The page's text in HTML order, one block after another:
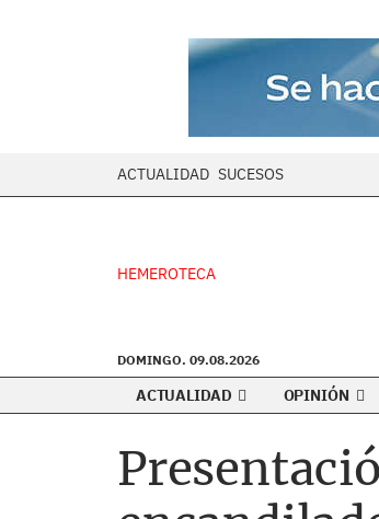
ACTUALIDAD SUCESOS
HEMEROTECA
DOMINGO. 09.08.2026
ACTUALIDAD OPINIÓN